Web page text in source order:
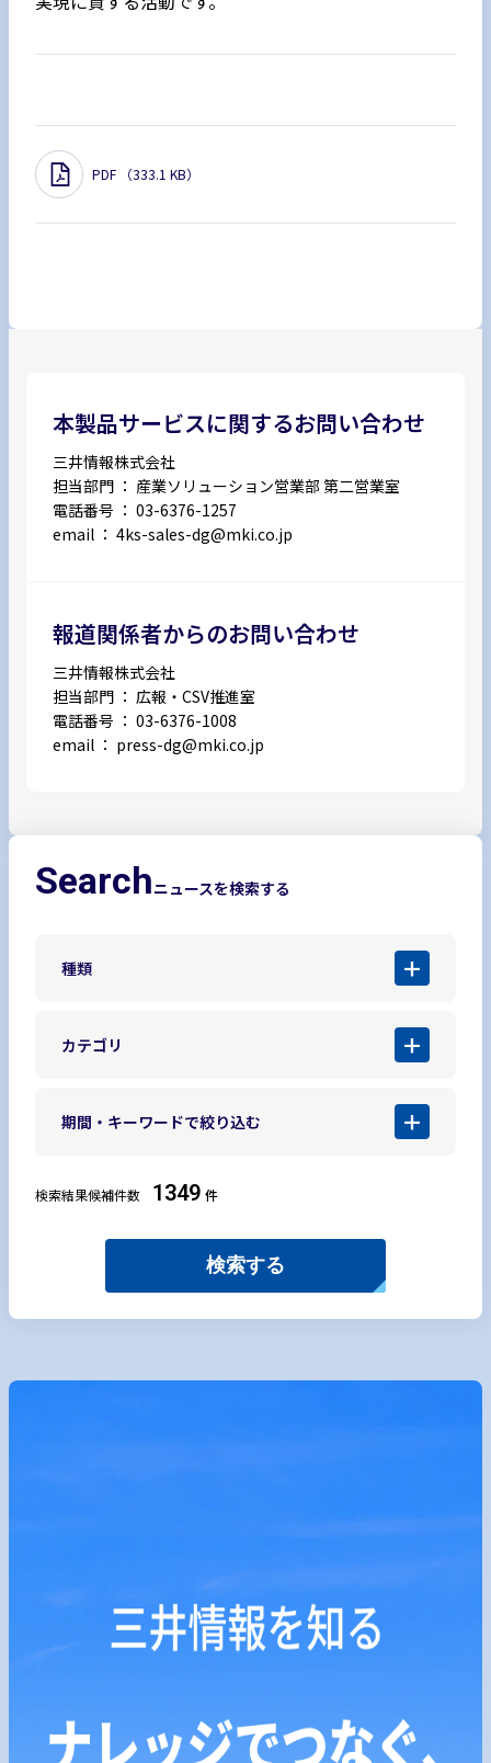
PDF （333.1 KB）
本製品サービスに関するお問い合わせ
三井情報株式会社
担当部門 ： 産業ソリューション営業部 第二営業室
電話番号 ： 03-6376-1257
email ： 4ks-sales-dg@mki.co.jp
報道関係者からのお問い合わせ
三井情報株式会社
担当部門 ： 広報・CSV推進室
電話番号 ： 03-6376-1008
email ： press-dg@mki.co.jp
Searchニュースを検索する
種類
カテゴリ
期間・キーワードで絞り込む
検索結果候補件数 1349 件
検索する